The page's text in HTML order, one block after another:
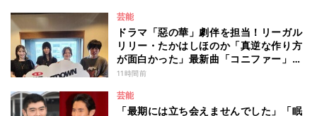
芸能
ドラマ「惡の華」劇伴を担当！リーガル
リリー・たかはしほのか「真逆な作り方
が面白かった」最新曲「コニファー」制
作秘話も
11時間前
芸能
「最期には立ち会えませんでした」「眠